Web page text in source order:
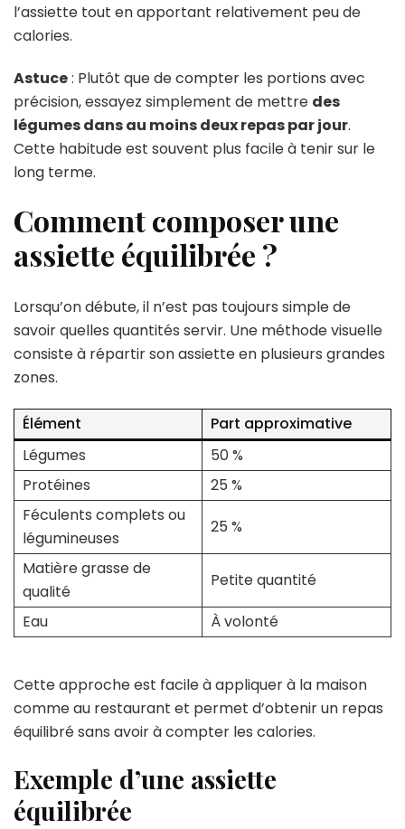
l’assiette tout en apportant relativement peu de
calories.
Astuce: Plutôt que de compter les portions avec
précision, essayez simplement de mettre des
légumes dans au moins deux repas par jour.
Cette habitude est souvent plus facile à tenir sur le
long terme.
Comment composer une
assiette équilibrée ?
Lorsqu’on débute, il n’est pas toujours simple de
savoir quelles quantités servir. Une méthode visuelle
consiste à répartir son assiette en plusieurs grandes
zones.
Élément
Part approximative
Légumes
50 %
Protéines
25 %
Féculents complets ou
légumineuses
25 %
Matière grasse de
qualité
Petite quantité
Eau
À volonté
Cette approche est facile à appliquer à la maison
comme au restaurant et permet d’obtenir un repas
équilibré sans avoir à compter les calories.
Exemple d’une assiette
équilibrée